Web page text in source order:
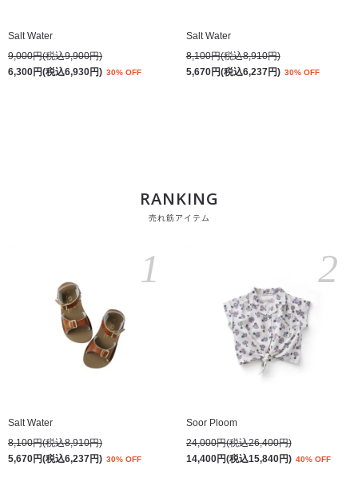
Salt Water
9,000円(税込9,900円)
6,300円(税込6,930円) 30% OFF
Salt Water
8,100円(税込8,910円)
5,670円(税込6,237円) 30% OFF
RANKING
売れ筋アイテム
Salt Water
8,100円(税込8,910円)
5,670円(税込6,237円) 30% OFF
1
Soor Ploom
24,000円(税込26,400円)
14,400円(税込15,840円) 40% OFF
2